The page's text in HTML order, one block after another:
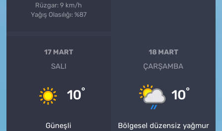
Rüzgar: 9 km/h
Yağış Olasılığı: %87
17 MART
SALI
10°
Güneşli
18 MART
ÇARŞAMBA
10°
Bölgesel düzensiz yağmur